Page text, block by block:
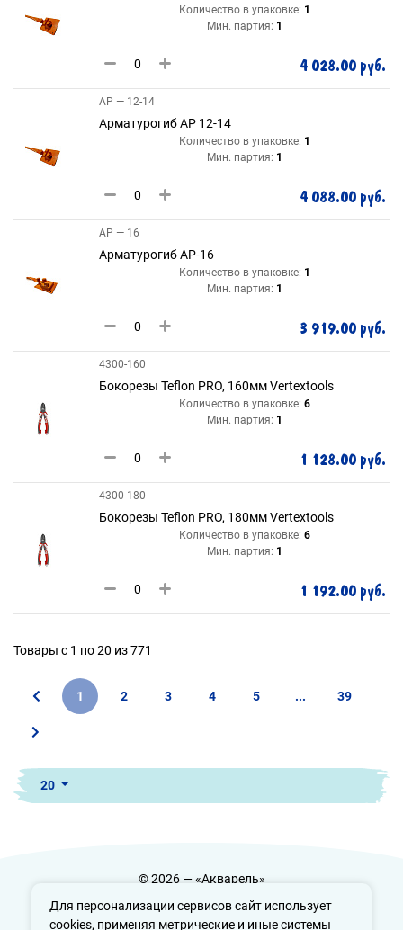
Для персонализации сервисов сайт использует
cookies, применяя метрические и иные системы
Количество в упаковке: 1
Мин. партия: 1
4 028.00 руб.
АР — 12-14
Арматурогиб АР 12-14
Количество в упаковке: 1
Мин. партия: 1
4 088.00 руб.
АР — 16
Арматурогиб АР-16
Количество в упаковке: 1
Мин. партия: 1
3 919.00 руб.
4300-160
Бокорезы Teflon PRO, 160мм Vertextools
Количество в упаковке: 6
Мин. партия: 1
1 128.00 руб.
4300-180
Бокорезы Teflon PRO, 180мм Vertextools
Количество в упаковке: 6
Мин. партия: 1
1 192.00 руб.
Товары с 1 по 20 из 771
1 2 3 4 5 ... 39
20
© 2026 — «Акварель»
Политика конфиденциальности